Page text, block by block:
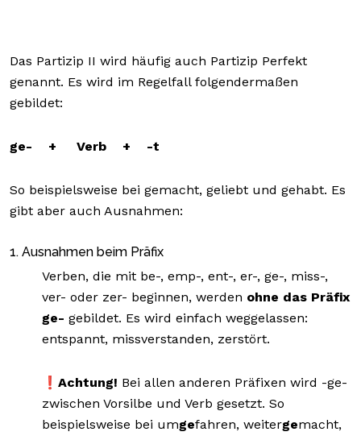
Das Partizip II wird häufig auch Partizip Perfekt
genannt. Es wird im Regelfall folgendermaßen
gebildet:
ge- + Verb + -t
So beispielsweise bei gemacht, geliebt und gehabt. Es
gibt aber auch Ausnahmen:
1. Ausnahmen beim Präfix
Verben, die mit be-, emp-, ent-, er-, ge-, miss-,
ver- oder zer- beginnen, werden ohne das Präfix
ge- gebildet. Es wird einfach weggelassen:
entspannt, missverstanden, zerstört.
❗Achtung! Bei allen anderen Präfixen wird -ge-
zwischen Vorsilbe und Verb gesetzt. So
beispielsweise bei umgefahren, weitergemacht,